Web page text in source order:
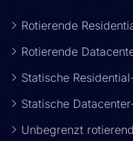
Rotierende
Rotierende
Statische
Statische
Unbegrenzt